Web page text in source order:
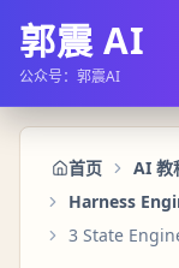
郭震 AI
公众号：郭震AI
首页
AI 教
Harness